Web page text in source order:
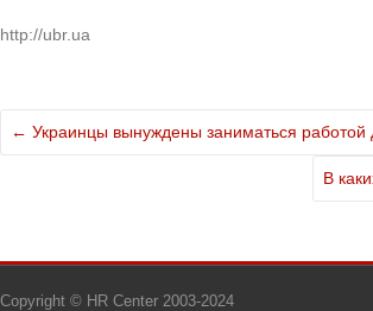
http://ubr.ua
← Украинцы вынуждены заниматься работой
В
Copyright © HR Center 2003-2024